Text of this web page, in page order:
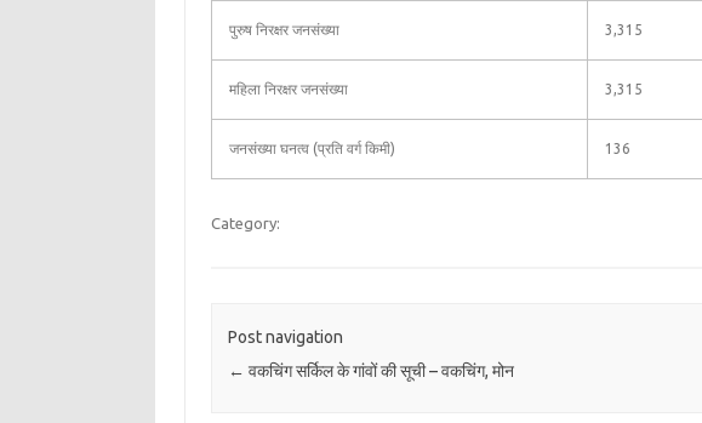
पुरुष निरक्षर जनसंख्या 3,315
महिला निरक्षर जनसंख्या 3,315
जनसंख्या घनत्व (प्रति वर्ग किमी) 136
Category:
Post navigation
← वकचिंग सर्किल के गांवों की सूची – वकचिंग, मोन